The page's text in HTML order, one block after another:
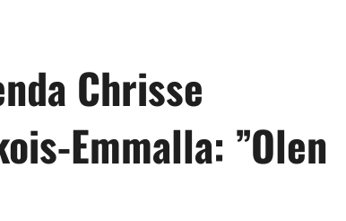
Chrisse
Emmalla: ”Olen